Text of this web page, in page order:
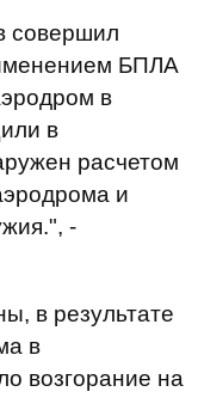
совершил
БПЛА
в
в
расчетом
и
-
в результате
в
возгорание на